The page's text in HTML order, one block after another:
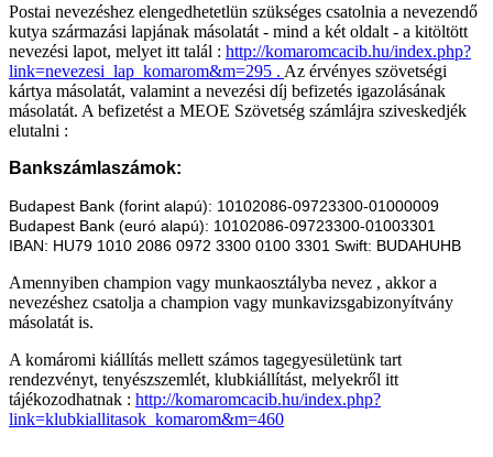
Postai nevezéshez elengedhetetlün szükséges csatolnia a nevezendő
kutya származási lapjának másolatát - mind a két oldalt - a kitöltött
nevezési lapot, melyet itt talál : http://komaromcacib.hu/index.php?
link=nevezesi_lap_komarom&m=295 . Az érvényes szövetségi
kártya másolatát, valamint a nevezési díj befizetés igazolásának
másolatát. A befizetést a MEOE Szövetség számlájra sziveskedjék
elutalni :
Bankszámlaszámok:
Budapest Bank (forint alapú): 10102086-09723300-01000009
Budapest Bank (euró alapú): 10102086-09723300-01003301
IBAN: HU79 1010 2086 0972 3300 0100 3301 Swift: BUDAHUHB
Amennyiben champion vagy munkaosztályba nevez , akkor a
nevezéshez csatolja a champion vagy munkavizsgabizonyítvány
másolatát is.
A komáromi kiállítás mellett számos tagegyesületünk tart
rendezvényt, tenyészszemlét, klubkiállítást, melyekről itt
tájékozodhatnak : http://komaromcacib.hu/index.php?
link=klubkiallitasok_komarom&m=460